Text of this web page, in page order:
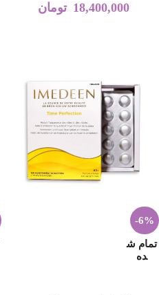
18,400,000 تومان
-6%
تمام ش
ده